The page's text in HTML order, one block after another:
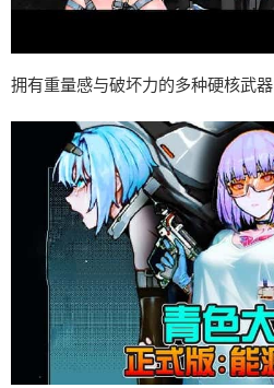
拥有重量感与破坏力的多种硬核武器